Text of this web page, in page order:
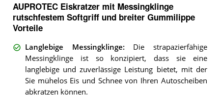
AUPROTEC Eiskratzer mit Messingklinge
rutschfestem Softgriff und breiter Gummilippe
Vorteile
Langlebige Messingklinge: Die strapazierfähige
Messingklinge ist so konzipiert, dass sie eine
langlebige und zuverlässige Leistung bietet, mit der
Sie mühelos Eis und Schnee von Ihren Autoscheiben
abkratzen können.